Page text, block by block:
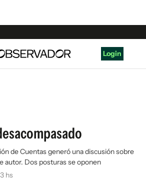
Login
de Cuentas generó una discusión sobre
autor. Dos posturas se oponen
hs